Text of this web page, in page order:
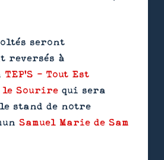
seront
reversés à
TEP'S - Tout Est
le Sourirequi sera
stand de notre
Samuel Marie de Sam